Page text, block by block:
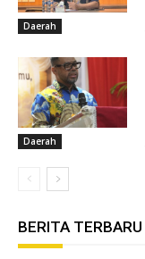
Daerah
Daerah
BERITA TERBARU